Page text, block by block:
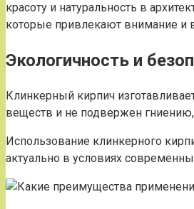
красоту и натуральность в
которые привлекают внимание и
Экологичность и
Клинкерный кирпич
веществ и не подвержен
Использование клинкерного
актуально в условиях